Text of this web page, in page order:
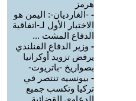
هرمز
- -الغارديان-: اليمن هو
الاختبار الأول لـ-اتفاقية
الدفاع المشت ...
- وزير الدفاع الفنلندي
يرفض تزويد أوكرانيا
بصواريخ -باتريوت-
- بيونسيه تنتصر في
تركيا وتكسب جميع
الدعاوى القضائية